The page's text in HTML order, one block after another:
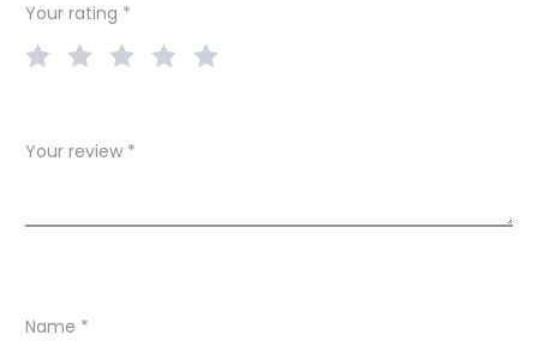
s
Your rating *
Your review *
Name *